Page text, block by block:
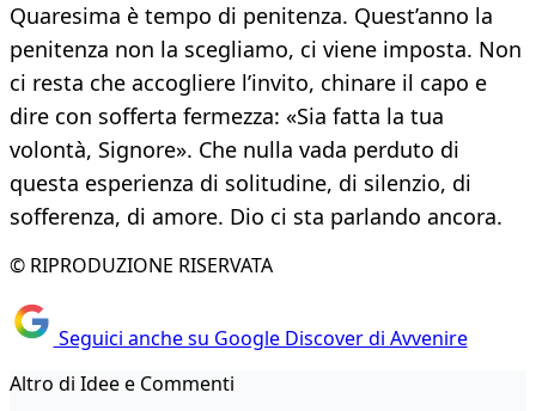
Quaresima è tempo di penitenza. Quest’anno la
penitenza non la scegliamo, ci viene imposta. Non
ci resta che accogliere l’invito, chinare il capo e
dire con sofferta fermezza: «Sia fatta la tua
volontà, Signore». Che nulla vada perduto di
questa esperienza di solitudine, di silenzio, di
sofferenza, di amore. Dio ci sta parlando ancora.
© RIPRODUZIONE RISERVATA
Seguici anche su Google Discover di Avvenire
Altro di Idee e Commenti